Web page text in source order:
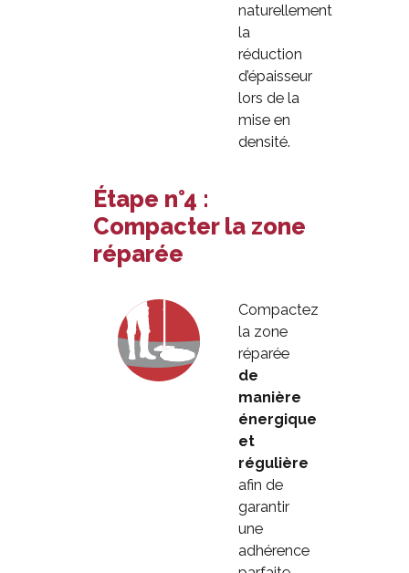
naturellement
la
réduction
d’épaisseur
lors de la
mise en
densité.
Étape n°4 :
Compacter la zone
réparée
Compactez
la zone
réparée
de
manière
énergique
et
régulière
afin de
garantir
une
adhérence